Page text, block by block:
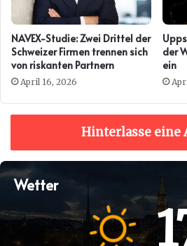
NAVEX-Studie: Zwei Drittel der
Schweizer Firmen trennen sich
von riskanten Partnern
April 16, 2026
der
ein
Hinterlasse eine
Wetter